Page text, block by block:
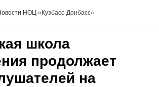
НОЦ «Кузбасс-Донбасс»
школа
продолжает
на